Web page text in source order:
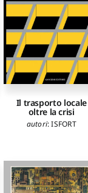
Il trasporto locale
oltre la crisi
autori:ISFORT